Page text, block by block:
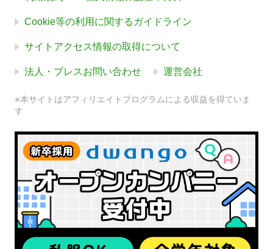
Cookie等の利用に関するガイドライン
サイトアクセス情報の取得について
法人・プレスお問い合わせ 運営会社
※本サイトはアフィリエイトプログラムによる収益を得ていま
す